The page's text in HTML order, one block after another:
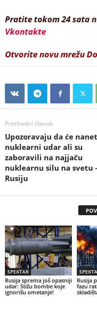
Pratite tokom 24 sata
Vkontakte
Otvorite novu mrežu
Prethodni članak
Upozoravaju da će
nuklearni udar ali su
zaboravili na najjaču
nuklearnu silu na svetu
Rusiju
SPEKTAR
Rusija sprema još opasniji
udar: Stižu bombe koje
ignorišu ometanje!
Rusija
fazu